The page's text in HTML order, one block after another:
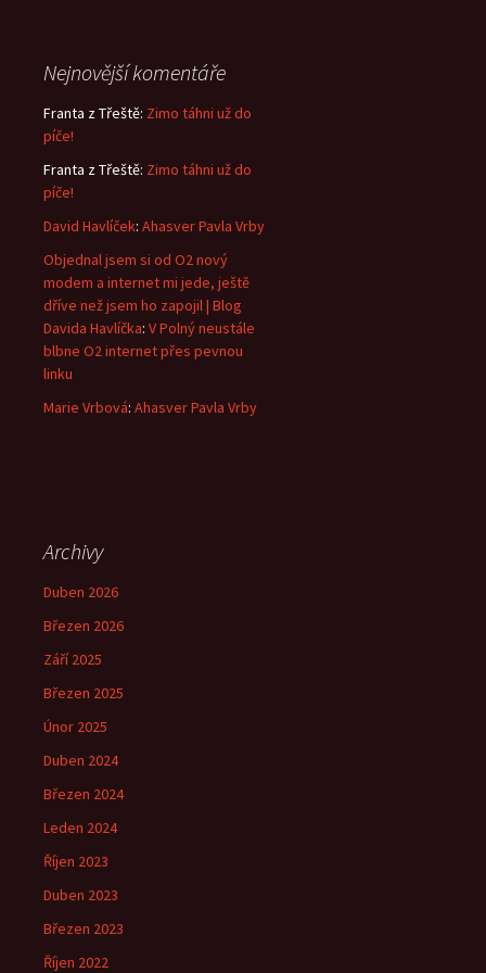
Nejnovější komentáře
Franta z Třeště: Zimo táhni už do
píče!
Franta z Třeště: Zimo táhni už do
píče!
David Havlíček: Ahasver Pavla Vrby
Objednal jsem si od O2 nový
modem a internet mi jede, ještě
dříve než jsem ho zapojil | Blog
Davida Havlíčka: V Polný neustále
blbne O2 internet přes pevnou
linku
Marie Vrbová: Ahasver Pavla Vrby
Archivy
Duben 2026
Březen 2026
Září 2025
Březen 2025
Únor 2025
Duben 2024
Březen 2024
Leden 2024
Říjen 2023
Duben 2023
Březen 2023
Říjen 2022